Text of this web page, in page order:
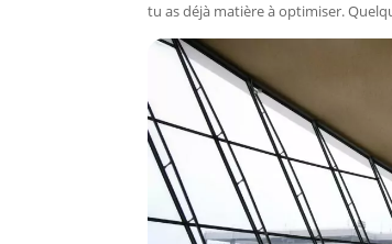
tu as déjà matière à optimiser.